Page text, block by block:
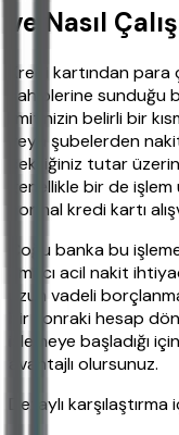
ve Nasıl
Kredi kartından
sahiplerine sunduğu
limitinizin belirli bir
veya şubelerden
çektiğiniz tutar
genellikle bir de
normal kredi kartı
Çoğu banka bu
amacı acil nakit
uzun vadeli
bir sonraki hesap
işlemeye başladığı
avantajlı olursunuz.
Detaylı karşılaştırma